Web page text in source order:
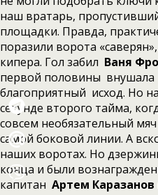
наш вратарь,
площадки. Правда,
поразили ворота
кипера. Гол забил Ваня
первой половины внушала
благоприятный исход. Но
секунде второго тайма,
совсем необязательный
самой боковой линии. А
наших воротах. Но
конца и были
капитан Артем Каразанов